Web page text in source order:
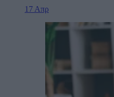
17 Απρ